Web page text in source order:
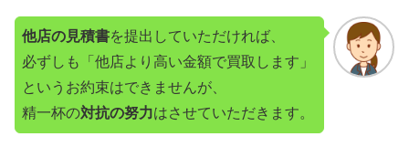
他店の見積書を提出していただければ、
必ずしも「他店より高い金額で買取します」
というお約束はできませんが、
精一杯の対抗の努力はさせていただきます。